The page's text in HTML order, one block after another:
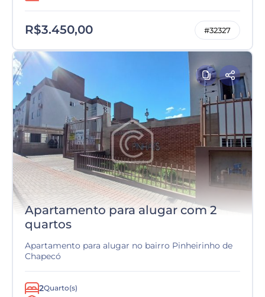
R$3.450,00 #32327
Apartamento para alugar com 2
quartos
Apartamento para alugar no bairro Pinheirinho de
Chapecó
2Quarto(s)